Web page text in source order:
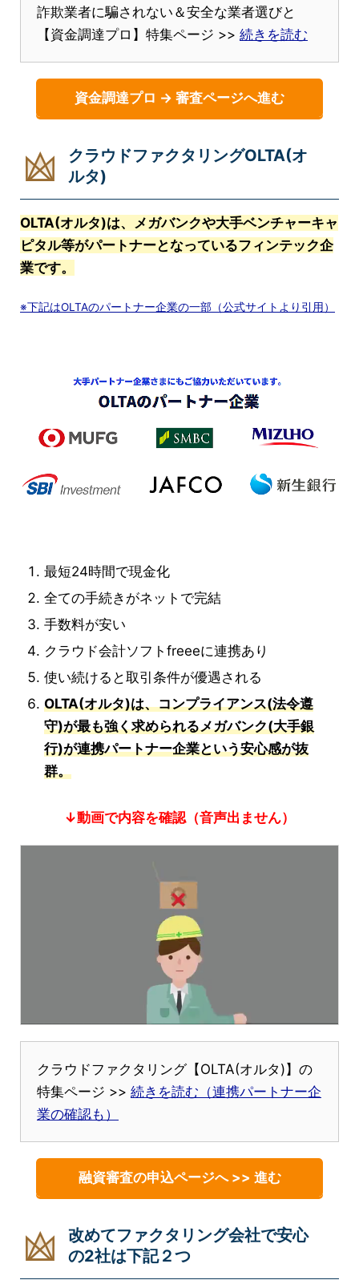
詐欺業者に騙されない＆安全な業者選びと
【資金調達プロ】特集ページ >> 続きを読む
資金調達プロ → 審査ページへ進む
クラウドファクタリングOLTA(オ
ルタ)
OLTA(オルタ)は、メガバンクや大手ベンチャーキャ
ピタル等がパートナーとなっているフィンテック企
業です。
※下記はOLTAのパートナー企業の一部（公式サイトより引用）
最短24時間で現金化
全ての手続きがネットで完結
手数料が安い
クラウド会計ソフトfreeeに連携あり
使い続けると取引条件が優遇される
OLTA(オルタ)は、コンプライアンス(法令遵
守)が最も強く求められるメガバンク(大手銀
行)が連携パートナー企業という安心感が抜
群。
↓動画で内容を確認（音声出ません）
クラウドファクタリング【OLTA(オルタ)】の
特集ページ >> 続きを読む（連携パートナー企
業の確認も）
融資審査の申込ページへ >> 進む
改めてファクタリング会社で安心
の2社は下記２つ